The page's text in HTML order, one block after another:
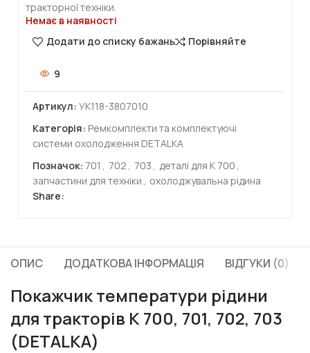
тракторної техніки.
Немає в наявності
Додати до списку бажань
Порівняйте
9
Артикул: УК118-3807010
Категорія: Ремкомплекти та комплектуючі
системи охолодження DETALKA
Позначок: 701 , 702 , 703 , деталі для К 700 ,
запчастини для техніки , охолоджувальна рідина
Share:
ОПИС ДОДАТКОВА ІНФОРМАЦІЯ ВІДГУКИ (0)
Покажчик температури рідини
для тракторів К 700, 701, 702, 703
(DETALKA)